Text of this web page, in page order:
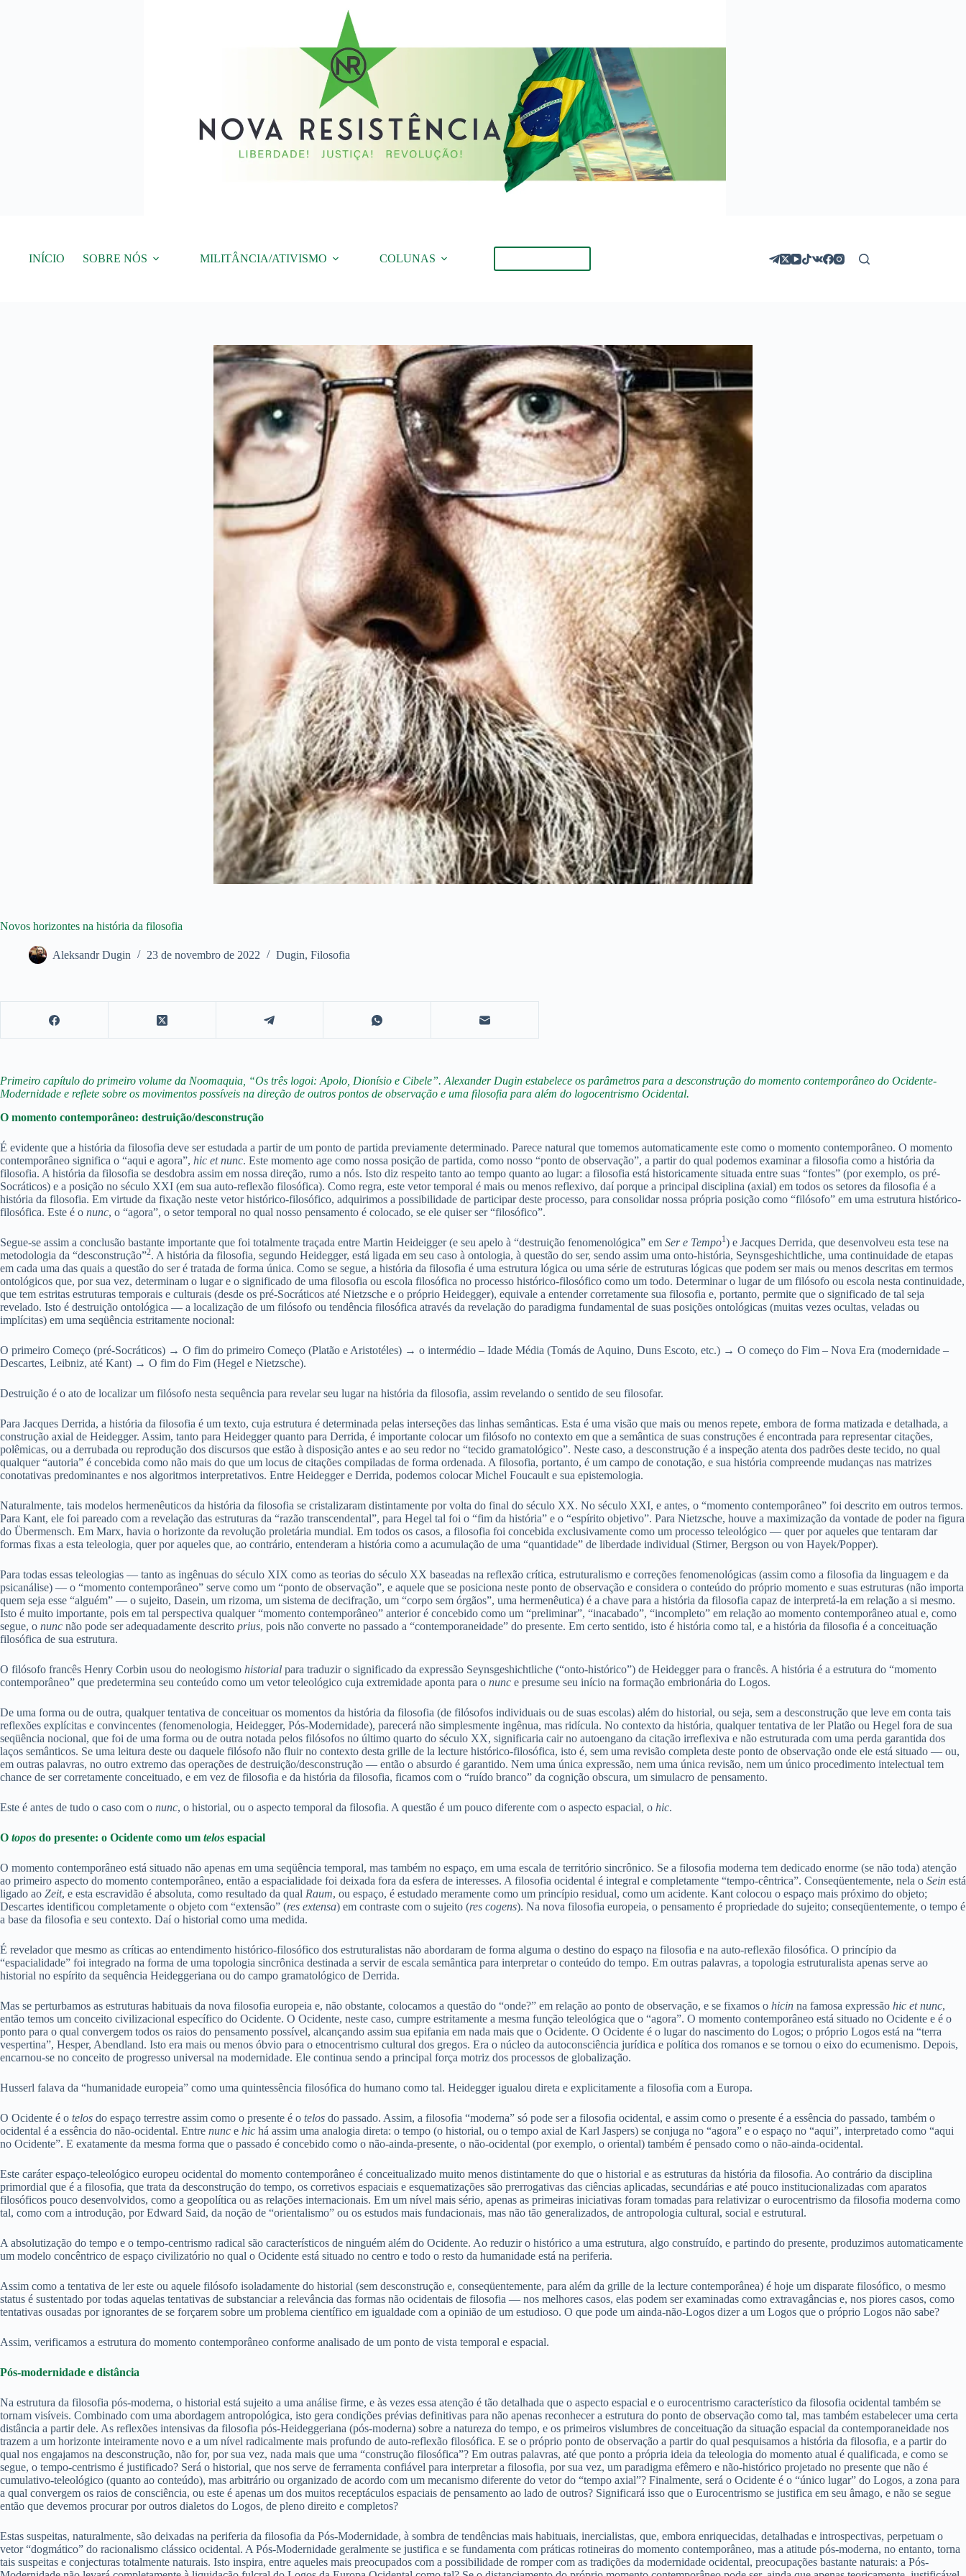
INÍCIO SOBRE NÓS MILITÂNCIA/ATIVISMO COLUNAS
Novos horizontes na história da filosofia
Aleksandr Dugin 23 de novembro de 2022 Dugin, Filosofia
Primeiro capítulo do primeiro volume da Noomaquia, “Os três logoi: Apolo, Dionísio e Cibele”. Alexander Dugin estabelece os parâmetros para a desconstrução do momento contemporâneo do Ocidente-
Modernidade e reflete sobre os movimentos possíveis na direção de outros pontos de observação e uma filosofia para além do logocentrismo Ocidental.
O momento contemporâneo: destruição/desconstrução
É evidente que a história da filosofia deve ser estudada a partir de um ponto de partida previamente determinado. Parece natural que tomemos automaticamente este como o momento contemporâneo. O momento
contemporâneo significa o “aqui e agora”, hic et nunc. Este momento age como nossa posição de partida, como nosso “ponto de observação”, a partir do qual podemos examinar a filosofia como a história da
filosofia. A história da filosofia se desdobra assim em nossa direção, rumo a nós. Isto diz respeito tanto ao tempo quanto ao lugar: a filosofia está historicamente situada entre suas “fontes” (por exemplo, os pré-
Socráticos) e a posição no século XXI (em sua auto-reflexão filosófica). Como regra, este vetor temporal é mais ou menos reflexivo, daí porque a principal disciplina (axial) em todos os setores da filosofia é a
história da filosofia. Em virtude da fixação neste vetor histórico-filosófico, adquirimos a possibilidade de participar deste processo, para consolidar nossa própria posição como “filósofo” em uma estrutura histórico-
filosófica. Este é o nunc, o “agora”, o setor temporal no qual nosso pensamento é colocado, se ele quiser ser “filosófico”.
Segue-se assim a conclusão bastante importante que foi totalmente traçada entre Martin Heideigger (e seu apelo à “destruição fenomenológica” em Ser e Tempo1) e Jacques Derrida, que desenvolveu esta tese na
metodologia da “desconstrução”2. A história da filosofia, segundo Heidegger, está ligada em seu caso à ontologia, à questão do ser, sendo assim uma onto-história, Seynsgeshichtliche, uma continuidade de etapas
em cada uma das quais a questão do ser é tratada de forma única. Como se segue, a história da filosofia é uma estrutura lógica ou uma série de estruturas lógicas que podem ser mais ou menos descritas em termos
ontológicos que, por sua vez, determinam o lugar e o significado de uma filosofia ou escola filosófica no processo histórico-filosófico como um todo. Determinar o lugar de um filósofo ou escola nesta continuidade,
que tem estritas estruturas temporais e culturais (desde os pré-Socráticos até Nietzsche e o próprio Heidegger), equivale a entender corretamente sua filosofia e, portanto, permite que o significado de tal seja
revelado. Isto é destruição ontológica — a localização de um filósofo ou tendência filosófica através da revelação do paradigma fundamental de suas posições ontológicas (muitas vezes ocultas, veladas ou
implícitas) em uma seqüência estritamente nocional:
O primeiro Começo (pré-Socráticos) → O fim do primeiro Começo (Platão e Aristotéles) → o intermédio – Idade Média (Tomás de Aquino, Duns Escoto, etc.) → O começo do Fim – Nova Era (modernidade –
Descartes, Leibniz, até Kant) → O fim do Fim (Hegel e Nietzsche).
Destruição é o ato de localizar um filósofo nesta sequência para revelar seu lugar na história da filosofia, assim revelando o sentido de seu filosofar.
Para Jacques Derrida, a história da filosofia é um texto, cuja estrutura é determinada pelas interseções das linhas semânticas. Esta é uma visão que mais ou menos repete, embora de forma matizada e detalhada, a
construção axial de Heidegger. Assim, tanto para Heidegger quanto para Derrida, é importante colocar um filósofo no contexto em que a semântica de suas construções é encontrada para representar citações,
polêmicas, ou a derrubada ou reprodução dos discursos que estão à disposição antes e ao seu redor no “tecido gramatológico”. Neste caso, a desconstrução é a inspeção atenta dos padrões deste tecido, no qual
qualquer “autoria” é concebida como não mais do que um locus de citações compiladas de forma ordenada. A filosofia, portanto, é um campo de conotação, e sua história compreende mudanças nas matrizes
conotativas predominantes e nos algoritmos interpretativos. Entre Heidegger e Derrida, podemos colocar Michel Foucault e sua epistemologia.
Naturalmente, tais modelos hermenêuticos da história da filosofia se cristalizaram distintamente por volta do final do século XX. No século XXI, e antes, o “momento contemporâneo” foi descrito em outros termos.
Para Kant, ele foi pareado com a revelação das estruturas da “razão transcendental”, para Hegel tal foi o “fim da história” e o “espírito objetivo”. Para Nietzsche, houve a maximização da vontade de poder na figura
do Übermensch. Em Marx, havia o horizonte da revolução proletária mundial. Em todos os casos, a filosofia foi concebida exclusivamente como um processo teleológico — quer por aqueles que tentaram dar
formas fixas a esta teleologia, quer por aqueles que, ao contrário, entenderam a história como a acumulação de uma “quantidade” de liberdade individual (Stirner, Bergson ou von Hayek/Popper).
Para todas essas teleologias — tanto as ingênuas do século XIX como as teorias do século XX baseadas na reflexão crítica, estruturalismo e correções fenomenológicas (assim como a filosofia da linguagem e da
psicanálise) — o “momento contemporâneo” serve como um “ponto de observação”, e aquele que se posiciona neste ponto de observação e considera o conteúdo do próprio momento e suas estruturas (não importa
quem seja esse “alguém” — o sujeito, Dasein, um rizoma, um sistema de decifração, um “corpo sem órgãos”, uma hermenêutica) é a chave para a história da filosofia capaz de interpretá-la em relação a si mesmo.
Isto é muito importante, pois em tal perspectiva qualquer “momento contemporâneo” anterior é concebido como um “preliminar”, “inacabado”, “incompleto” em relação ao momento contemporâneo atual e, como
segue, o nunc não pode ser adequadamente descrito prius, pois não converte no passado a “contemporaneidade” do presente. Em certo sentido, isto é história como tal, e a história da filosofia é a conceituação
filosófica de sua estrutura.
O filósofo francês Henry Corbin usou do neologismo historial para traduzir o significado da expressão Seynsgeshichtliche (“onto-histórico”) de Heidegger para o francês. A história é a estrutura do “momento
contemporâneo” que predetermina seu conteúdo como um vetor teleológico cuja extremidade aponta para o nunc e presume seu início na formação embrionária do Logos.
De uma forma ou de outra, qualquer tentativa de conceituar os momentos da história da filosofia (de filósofos individuais ou de suas escolas) além do historial, ou seja, sem a desconstrução que leve em conta tais
reflexões explícitas e convincentes (fenomenologia, Heidegger, Pós-Modernidade), parecerá não simplesmente ingênua, mas ridícula. No contexto da história, qualquer tentativa de ler Platão ou Hegel fora de sua
seqüência nocional, que foi de uma forma ou de outra notada pelos filósofos no último quarto do século XX, significaria cair no autoengano da citação irreflexiva e não estruturada com uma perda garantida dos
laços semânticos. Se uma leitura deste ou daquele filósofo não fluir no contexto desta grille de la lecture histórico-filosófica, isto é, sem uma revisão completa deste ponto de observação onde ele está situado — ou,
em outras palavras, no outro extremo das operações de destruição/desconstrução — então o absurdo é garantido. Nem uma única expressão, nem uma única revisão, nem um único procedimento intelectual tem
chance de ser corretamente conceituado, e em vez de filosofia e da história da filosofia, ficamos com o “ruído branco” da cognição obscura, um simulacro de pensamento.
Este é antes de tudo o caso com o nunc, o historial, ou o aspecto temporal da filosofia. A questão é um pouco diferente com o aspecto espacial, o hic.
O topos do presente: o Ocidente como um telos espacial
O momento contemporâneo está situado não apenas em uma seqüência temporal, mas também no espaço, em uma escala de território sincrônico. Se a filosofia moderna tem dedicado enorme (se não toda) atenção
ao primeiro aspecto do momento contemporâneo, então a espacialidade foi deixada fora da esfera de interesses. A filosofia ocidental é integral e completamente “tempo-cêntrica”. Conseqüentemente, nela o Sein está
ligado ao Zeit, e esta escravidão é absoluta, como resultado da qual Raum, ou espaço, é estudado meramente como um princípio residual, como um acidente. Kant colocou o espaço mais próximo do objeto;
Descartes identificou completamente o objeto com “extensão” (res extensa) em contraste com o sujeito (res cogens). Na nova filosofia europeia, o pensamento é propriedade do sujeito; conseqüentemente, o tempo é
a base da filosofia e seu contexto. Daí o historial como uma medida.
É revelador que mesmo as críticas ao entendimento histórico-filosófico dos estruturalistas não abordaram de forma alguma o destino do espaço na filosofia e na auto-reflexão filosófica. O princípio da
“espacialidade” foi integrado na forma de uma topologia sincrônica destinada a servir de escala semântica para interpretar o conteúdo do tempo. Em outras palavras, a topologia estruturalista apenas serve ao
historial no espírito da sequência Heideggeriana ou do campo gramatológico de Derrida.
Mas se perturbamos as estruturas habituais da nova filosofia europeia e, não obstante, colocamos a questão do “onde?” em relação ao ponto de observação, e se fixamos o hicin na famosa expressão hic et nunc,
então temos um conceito civilizacional específico do Ocidente. O Ocidente, neste caso, cumpre estritamente a mesma função teleológica que o “agora”. O momento contemporâneo está situado no Ocidente e é o
ponto para o qual convergem todos os raios do pensamento possível, alcançando assim sua epifania em nada mais que o Ocidente. O Ocidente é o lugar do nascimento do Logos; o próprio Logos está na “terra
vespertina”, Hesper, Abendland. Isto era mais ou menos óbvio para o etnocentrismo cultural dos gregos. Era o núcleo da autoconsciência jurídica e política dos romanos e se tornou o eixo do ecumenismo. Depois,
encarnou-se no conceito de progresso universal na modernidade. Ele continua sendo a principal força motriz dos processos de globalização.
Husserl falava da “humanidade europeia” como uma quintessência filosófica do humano como tal. Heidegger igualou direta e explicitamente a filosofia com a Europa.
O Ocidente é o telos do espaço terrestre assim como o presente é o telos do passado. Assim, a filosofia “moderna” só pode ser a filosofia ocidental, e assim como o presente é a essência do passado, também o
ocidental é a essência do não-ocidental. Entre nunc e hic há assim uma analogia direta: o tempo (o historial, ou o tempo axial de Karl Jaspers) se conjuga no “agora” e o espaço no “aqui”, interpretado como “aqui
no Ocidente”. E exatamente da mesma forma que o passado é concebido como o não-ainda-presente, o não-ocidental (por exemplo, o oriental) também é pensado como o não-ainda-ocidental.
Este caráter espaço-teleológico europeu ocidental do momento contemporâneo é conceitualizado muito menos distintamente do que o historial e as estruturas da história da filosofia. Ao contrário da disciplina
primordial que é a filosofia, que trata da desconstrução do tempo, os corretivos espaciais e esquematizações são prerrogativas das ciências aplicadas, secundárias e até pouco institucionalizadas com aparatos
filosóficos pouco desenvolvidos, como a geopolítica ou as relações internacionais. Em um nível mais sério, apenas as primeiras iniciativas foram tomadas para relativizar o eurocentrismo da filosofia moderna como
tal, como com a introdução, por Edward Said, da noção de “orientalismo” ou os estudos mais fundacionais, mas não tão generalizados, de antropologia cultural, social e estrutural.
A absolutização do tempo e o tempo-centrismo radical são característicos de ninguém além do Ocidente. Ao reduzir o histórico a uma estrutura, algo construído, e partindo do presente, produzimos automaticamente
um modelo concêntrico de espaço civilizatório no qual o Ocidente está situado no centro e todo o resto da humanidade está na periferia.
Assim como a tentativa de ler este ou aquele filósofo isoladamente do historial (sem desconstrução e, conseqüentemente, para além da grille de la lecture contemporânea) é hoje um disparate filosófico, o mesmo
status é sustentado por todas aquelas tentativas de substanciar a relevância das formas não ocidentais de filosofia — nos melhores casos, elas podem ser examinadas como extravagâncias e, nos piores casos, como
tentativas ousadas por ignorantes de se forçarem sobre um problema científico em igualdade com a opinião de um estudioso. O que pode um ainda-não-Logos dizer a um Logos que o próprio Logos não sabe?
Assim, verificamos a estrutura do momento contemporâneo conforme analisado de um ponto de vista temporal e espacial.
Pós-modernidade e distância
Na estrutura da filosofia pós-moderna, o historial está sujeito a uma análise firme, e às vezes essa atenção é tão detalhada que o aspecto espacial e o eurocentrismo característico da filosofia ocidental também se
tornam visíveis. Combinado com uma abordagem antropológica, isto gera condições prévias definitivas para não apenas reconhecer a estrutura do ponto de observação como tal, mas também estabelecer uma certa
distância a partir dele. As reflexões intensivas da filosofia pós-Heideggeriana (pós-moderna) sobre a natureza do tempo, e os primeiros vislumbres de conceituação da situação espacial da contemporaneidade nos
trazem a um horizonte inteiramente novo e a um nível radicalmente mais profundo de auto-reflexão filosófica. E se o próprio ponto de observação a partir do qual pesquisamos a história da filosofia, e a partir do
qual nos engajamos na desconstrução, não for, por sua vez, nada mais que uma “construção filosófica”? Em outras palavras, até que ponto a própria ideia da teleologia do momento atual é qualificada, e como se
segue, o tempo-centrismo é justificado? Será o historial, que nos serve de ferramenta confiável para interpretar a filosofia, por sua vez, um paradigma efêmero e não-histórico projetado no presente que não é
cumulativo-teleológico (quanto ao conteúdo), mas arbitrário ou organizado de acordo com um mecanismo diferente do vetor do “tempo axial”? Finalmente, será o Ocidente é o “único lugar” do Logos, a zona para
a qual convergem os raios de consciência, ou este é apenas um dos muitos receptáculos espaciais de pensamento ao lado de outros? Significará isso que o Eurocentrismo se justifica em seu âmago, e não se segue
então que devemos procurar por outros dialetos do Logos, de pleno direito e completos?
Estas suspeitas, naturalmente, são deixadas na periferia da filosofia da Pós-Modernidade, à sombra de tendências mais habituais, inercialistas, que, embora enriquecidas, detalhadas e introspectivas, perpetuam o
vetor “dogmático” do racionalismo clássico ocidental. A Pós-Modernidade geralmente se justifica e se fundamenta com práticas rotineiras do momento contemporâneo, mas a atitude pós-moderna, no entanto, torna
tais suspeitas e conjecturas totalmente naturais. Isto inspira, entre aqueles mais preocupados com a possibilidade de romper com as tradições da modernidade ocidental, preocupações bastante naturais: a Pós-